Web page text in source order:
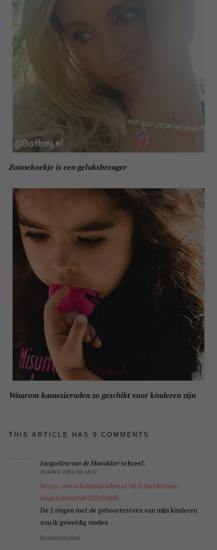
Zonnekoekje is een geluksbrenger
Waarom kauwsieraden zo geschikt voor kinderen zijn
THIS ARTICLE HAS 9 COMMENTS
Jacqueline van de Manakker schreef:
20 APRIL 2023 OM 05:07
https://www.kayasieraden.nl/nl/2-birthstone-
ringen.html?id=259150405
De 2 ringen met de geboortesteen van mijn kinderen
zou ik geweldig vinden
Beantwoorden